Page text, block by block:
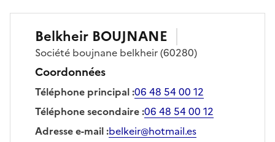
Belkheir BOUJNANE
Société boujnane belkheir(60280)
Coordonnées
Téléphone principal:06 48 54 00 12
Téléphone secondaire:06 48 54 00 12
Adresse e-mail:belkeir@hotmail.es